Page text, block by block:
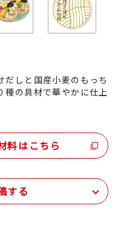
しと国産小麦のもっち
種の具材で華やかに仕上
料はこちら
する